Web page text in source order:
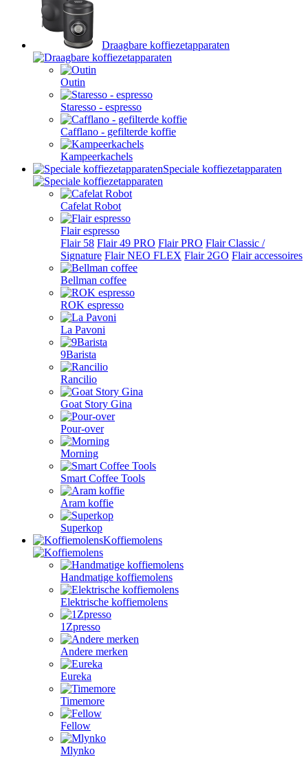
Draagbare koffiezetapparaten
Outin
Staresso - espresso
Cafflano - gefilterde koffie
Kampeerkachels
Speciale koffiezetapparaten
Cafelat Robot
Flair espresso
Flair 58 Flair 49 PRO Flair PRO Flair Classic /
Signature Flair NEO FLEX Flair 2GO Flair accessoires
Bellman coffee
ROK espresso
La Pavoni
9Barista
Rancilio
Goat Story Gina
Pour-over
Morning
Smart Coffee Tools
Aram koffie
Superkop
Koffiemolens
Handmatige koffiemolens
Elektrische koffiemolens
1Zpresso
Andere merken
Eureka
Timemore
Fellow
Mlynko